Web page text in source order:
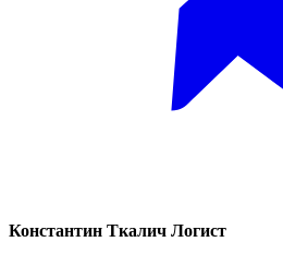
Константин Ткалич Логист